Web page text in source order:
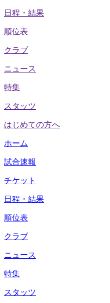
日程・結果
順位表
クラブ
ニュース
特集
スタッツ
はじめての方へ
ホーム
試合速報
チケット
日程・結果
順位表
クラブ
ニュース
特集
スタッツ